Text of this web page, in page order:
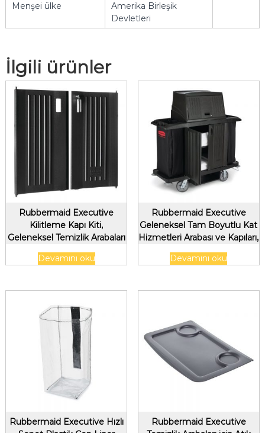
Menşei ülke
Amerika Birleşik
Devletleri
İlgili ürünler
Rubbermaid Executive
Kilitleme Kapı Kiti,
Geleneksel Temizlik Arabaları
için, Siyah
Devamını oku
Rubbermaid Executive
Geleneksel Tam Boyutlu Kat
Hizmetleri Arabası ve Kapıları,
Siyah
Devamını oku
Rubbermaid Executive Hızlı
Rubbermaid Executive